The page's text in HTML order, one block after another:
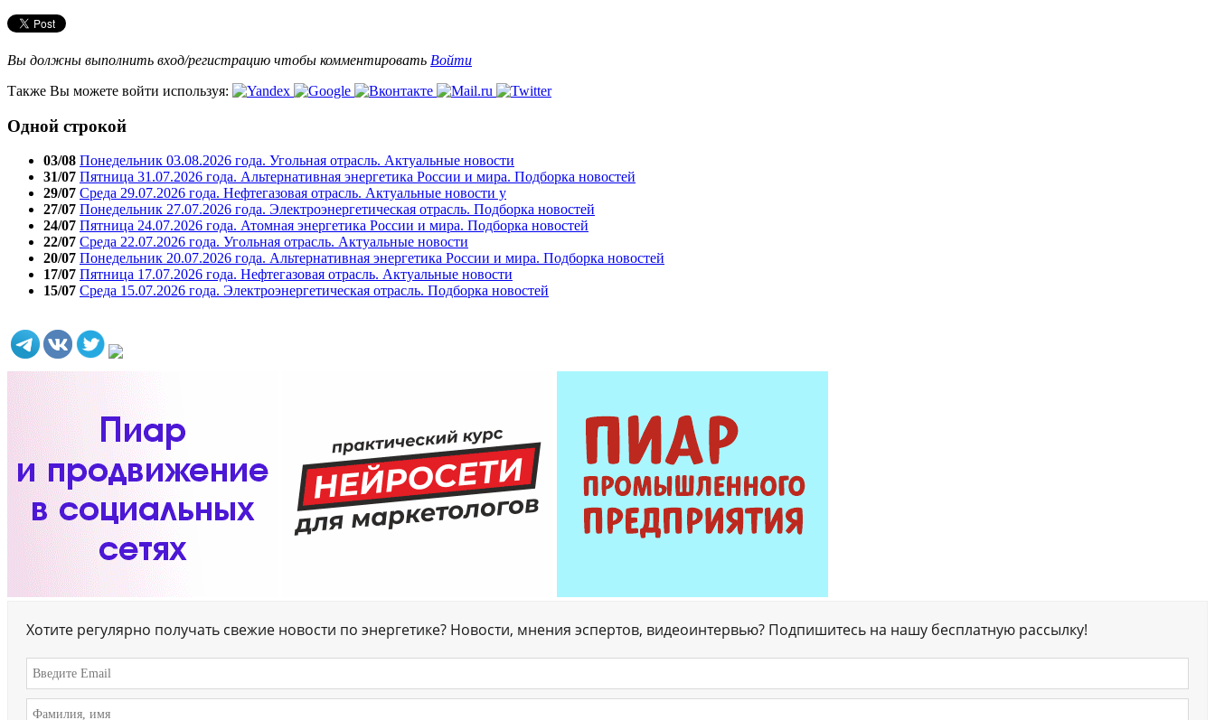
Вы должны выполнить вход/регистрацию чтобы комментировать Войти
Также Вы можете войти используя:
Одной строкой
03/08 Понедельник 03.08.2026 года. Угольная отрасль. Актуальные новости
31/07 Пятница 31.07.2026 года. Альтернативная энергетика России и мира. Подборка новостей
29/07 Среда 29.07.2026 года. Нефтегазовая отрасль. Актуальные новости у
27/07 Понедельник 27.07.2026 года. Электроэнергетическая отрасль. Подборка новостей
24/07 Пятница 24.07.2026 года. Атомная энергетика России и мира. Подборка новостей
22/07 Среда 22.07.2026 года. Угольная отрасль. Актуальные новости
20/07 Понедельник 20.07.2026 года. Альтернативная энергетика России и мира. Подборка новостей
17/07 Пятница 17.07.2026 года. Нефтегазовая отрасль. Актуальные новости
15/07 Среда 15.07.2026 года. Электроэнергетическая отрасль. Подборка новостей
Хотите регулярно получать свежие новости по энергетике? Новости, мнения эспертов, видеоинтервью? Подпишитесь на нашу бесплатную рассылку!